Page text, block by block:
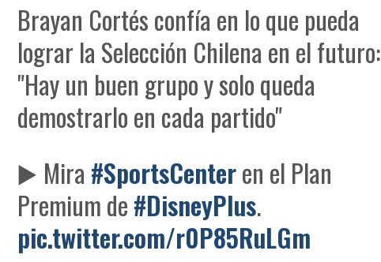
Brayan Cortés confía en lo que pueda
lograr la Selección Chilena en el futuro:
"Hay un buen grupo y solo queda
demostrarlo en cada partido"
▶️ Mira#SportsCenteren el Plan
Premium de#DisneyPlus.
pic.twitter.com/r0P85RuLGm